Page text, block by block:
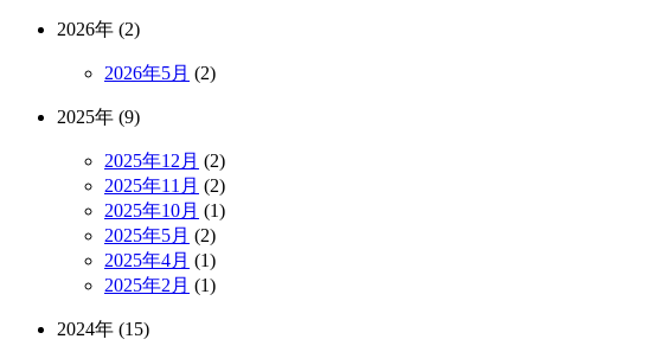
2026年 (2)
2026年5月 (2)
2025年 (9)
2025年12月 (2)
2025年11月 (2)
2025年10月 (1)
2025年5月 (2)
2025年4月 (1)
2025年2月 (1)
2024年 (15)